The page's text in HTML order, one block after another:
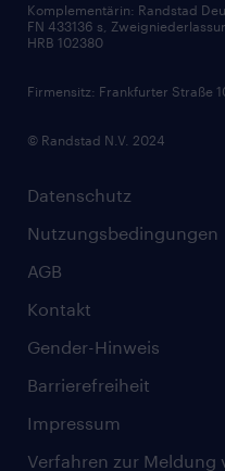
Soft Skills
Skills
Datenschutz
Nutzungsbedingungen
AGB
Kontakt
Gender-Hinweis
Barrierefreiheit
Impressum
Verfahren zur Meldung
Komplementärin: Randstad
FN 433136 s,
HRB 102380
Firmensitz: Frankfurter Straße
© Randstad N.V. 2024